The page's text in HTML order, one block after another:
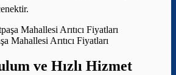
Mahallesi Arıtıcı Fiyatları
ve Hızlı Hizmet